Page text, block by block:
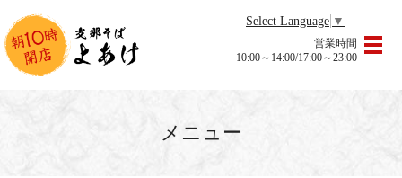
メ
営業時間
10:00～14:00/17:00～23:00
Select Language ▼
メニュー